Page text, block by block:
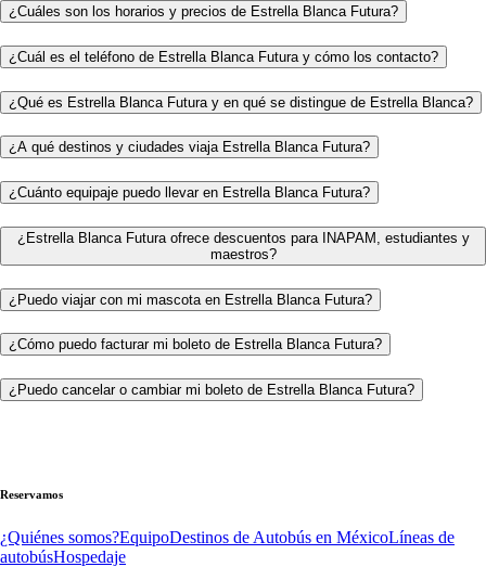
¿Cuáles son los horarios y precios de Estrella Blanca Futura?
¿Cuál es el teléfono de Estrella Blanca Futura y cómo los contacto?
¿Qué es Estrella Blanca Futura y en qué se distingue de Estrella Blanca?
¿A qué destinos y ciudades viaja Estrella Blanca Futura?
¿Cuánto equipaje puedo llevar en Estrella Blanca Futura?
¿Estrella Blanca Futura ofrece descuentos para INAPAM, estudiantes y
maestros?
¿Puedo viajar con mi mascota en Estrella Blanca Futura?
¿Cómo puedo facturar mi boleto de Estrella Blanca Futura?
¿Puedo cancelar o cambiar mi boleto de Estrella Blanca Futura?
Reservamos
¿Quiénes somos?EquipoDestinos de Autobús en MéxicoLíneas de
autobúsHospedaje